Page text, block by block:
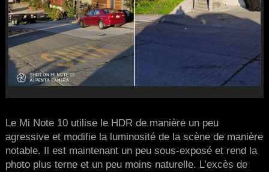
Le Mi Note 10 utilise le HDR de manière un peu
agressive et modifie la luminosité de la scène de manière
notable. Il est maintenant un peu sous-exposé et rend la
photo plus terne et un peu moins naturelle. L’excès de